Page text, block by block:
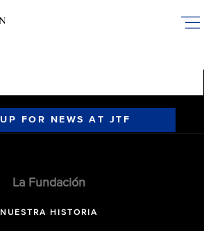
FOR NEWS AT JTF
La Fundación
NUESTRA HISTORIA